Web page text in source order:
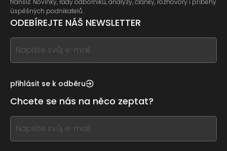
úspěšných podnikatelů.
ODEBÍREJTE NÁŠ NEWSLETTER
If
you
this,
this
form
field
blank
přihlásit se k odběru
Chcete se nás na něco zeptat?
If
you